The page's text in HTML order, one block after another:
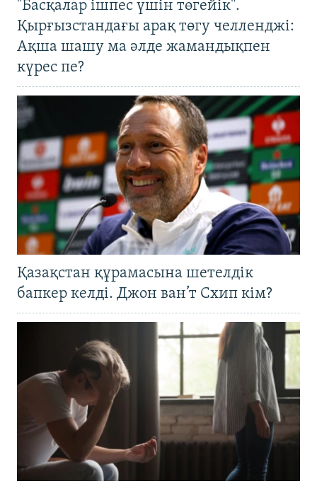
"Басқалар ішпес үшін төгейік".
Қырғызстандағы арақ төгу челленджі:
Ақша шашу ма әлде жамандықпен
күрес пе?
Қазақстан құрамасына шетелдік
бапкер келді. Джон ван’т Схип кім?